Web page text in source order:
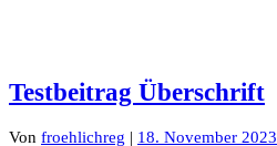
Testbeitrag Überschrift
Von froehlichreg | 18. November 2023